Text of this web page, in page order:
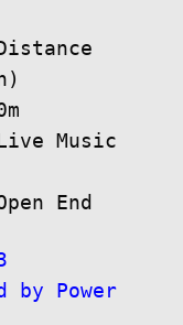
Music
End
by Power